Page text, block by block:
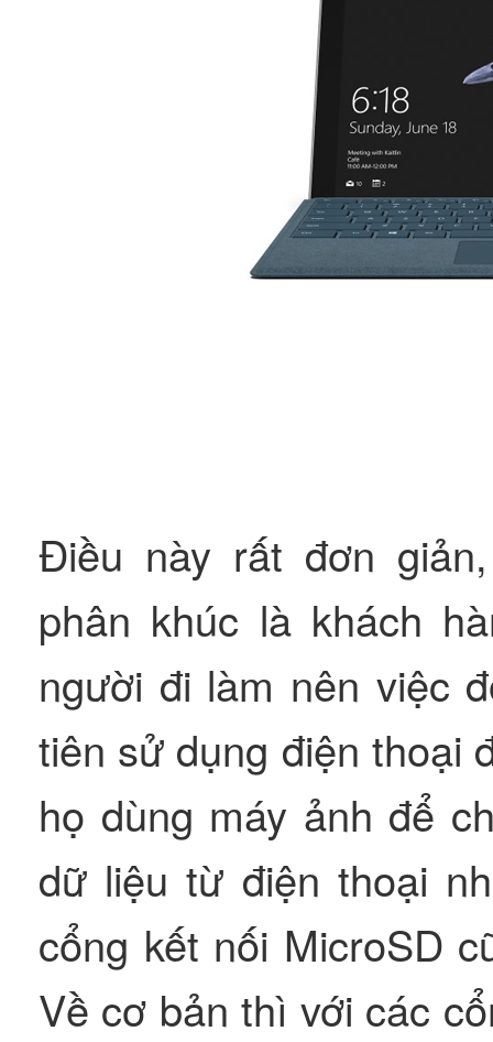
Điều này rất đơn
phân khúc là khách
người đi làm nên việc
tiên sử dụng điện thoại
họ dùng máy ảnh để
dữ liệu từ điện thoại
cổng kết nối MicroSD
Về cơ bản thì với các